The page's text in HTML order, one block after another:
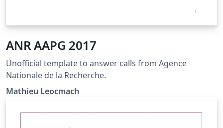
ANR AAPG 2017
Unofficial template to answer calls from Agence
Nationale de la Recherche.
Mathieu Leocmach